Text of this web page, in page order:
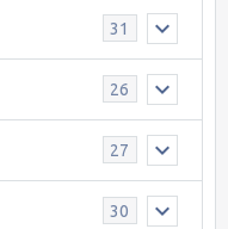
31
26
27
30